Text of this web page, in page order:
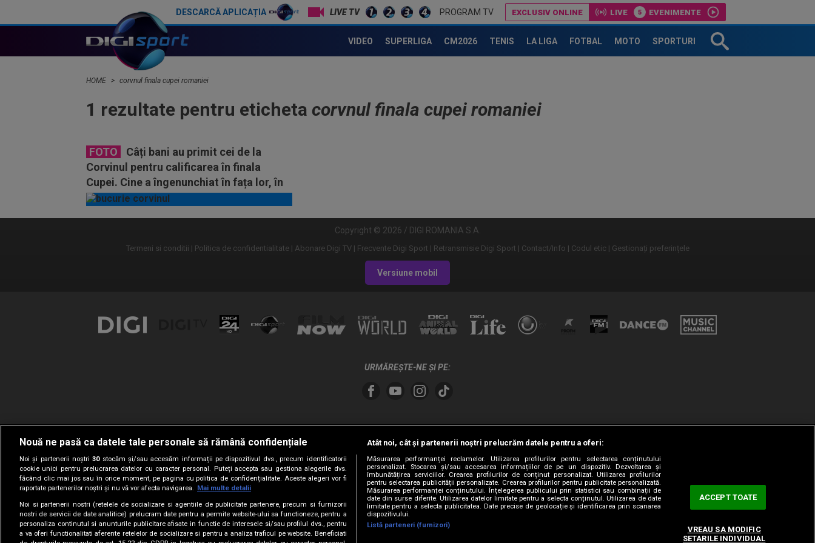
DESCARCĂ APLICAȚIA LIVE TV PROGRAM TV EXCLUSIV ONLINE LIVE EVENIMENTE
VIDEO SUPERLIGA CM2026 TENIS LA LIGA FOTBAL MOTO SPORTURI
HOME corvnul finala cupei romaniei
1 rezultate pentru eticheta corvnul finala cupei romaniei
FOTO
Câți bani au primit cei de la
Corvinul pentru calificarea în finala
Cupei. Cine a îngenunchiat în fața lor, în
vestiar
Copyright © 2026 / DIGI ROMANIA S.A.
Termeni si conditii Politica de confidentialitate Abonare Digi TV Frecvente Digi Sport Retransmisie Digi Sport Contact/Info Codul etic Gestionați preferințele
Versiune mobil
URMĂREȘTE-NE ȘI PE:
Nouă ne pasă ca datele tale personale să rămână confidențiale
Noi și partenerii noștri30stocăm și/sau accesăm informații pe dispozitivul dvs., precum identificatorii
cookie unici pentru prelucrarea datelor cu caracter personal. Puteți accepta sau gestiona alegerile dvs.
făcând clic mai jos sau în orice moment, pe pagina cu politica de confidențialitate. Aceste alegeri vor fi
raportate partenerilor noștri și nu vă vor afecta navigarea. Mai multe detalii
Noi si partenerii nostri (retelele de socializare si agentiile de publicitate partenere, precum si furnizorii
nostri de servicii de date analitice) prelucram date pentru a permite website-ului sa functioneze, pentru a
personaliza continutul si anunturile publicitare afisate in functie de interesele si/sau profilul dvs., pentru
a va oferi functionalitati aferente retelelor de socializare si pentru a analiza traficul pe website. Beneficiati
Atât noi, cât și partenerii noștri prelucrăm datele pentru a oferi:
Măsurarea performanței reclamelor. Utilizarea profilurilor pentru selectarea conținutului
personalizat. Stocarea și/sau accesarea informațiilor de pe un dispozitiv. Dezvoltarea și
îmbunătățirea serviciilor. Crearea profilurilor de conținut personalizat. Utilizarea profilurilor
pentru selectarea publicității personalizate. Crearea profilurilor pentru publicitate personalizată.
Măsurarea performanței conținutului. Înțelegerea publicului prin statistici sau combinații de
date din surse diferite. Utilizarea datelor limitate pentru a selecta conținutul. Utilizarea de date
limitate pentru a selecta publicitatea. Date precise de geolocație și identificarea prin scanarea
dispozitivului.
Listă parteneri (furnizori)
ACCEPT TOATE
VREAU SA MODIFIC
SETARILE INDIVIDUAL